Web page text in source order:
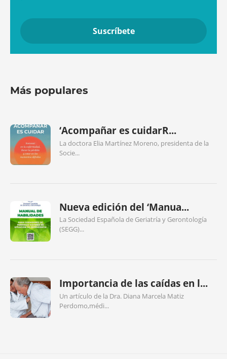
Más populares
‘Acompañar es cuidarR...
La doctora Elia Martínez Moreno, presidenta de la
Socie...
Nueva edición del ‘Manua...
La Sociedad Española de Geriatría y Gerontología
(SEGG)...
Importancia de las caídas en l...
Un artículo de la Dra. Diana Marcela Matiz
Perdomo,médi...